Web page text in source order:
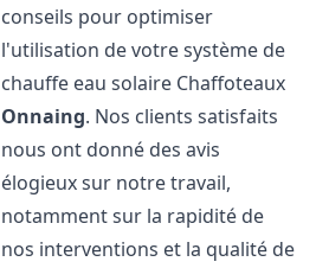
conseils pour optimiser
l'utilisation de votre système de
chauffe eau solaire Chaffoteaux
Onnaing. Nos clients satisfaits
nous ont donné des avis
élogieux sur notre travail,
notamment sur la rapidité de
nos interventions et la qualité de